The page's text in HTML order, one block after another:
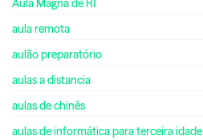
Aula Magna de RI
aula remota
aulão preparatório
aulas a distancia
aulas de chinês
aulas de informática para terceira idade